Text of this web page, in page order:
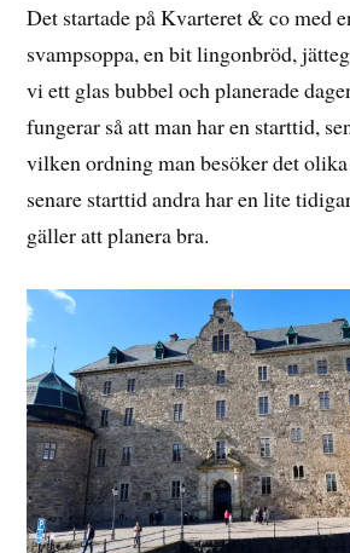
Det startade på Kvarteret & co med
svampsoppa, en bit lingonbröd,
vi ett glas bubbel och planerade
fungerar så att man har en starttid,
vilken ordning man besöker det
senare starttid andra har en lite
gäller att planera bra.